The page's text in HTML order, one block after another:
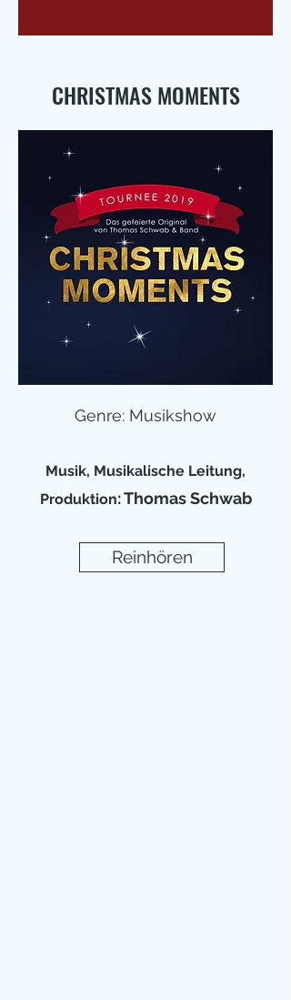
CHRISTMAS MOMENTS
Genre: Musikshow
Musik, Musikalische Leitung,
Produktion: Thomas Schwab
Reinhören